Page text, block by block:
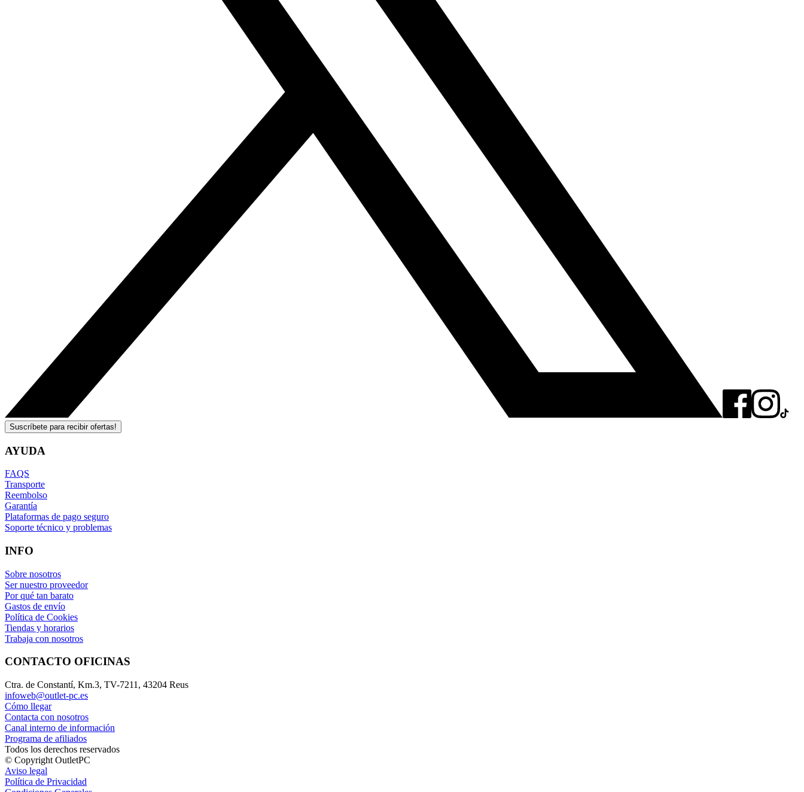
Suscríbete para recibir ofertas!
AYUDA
FAQS
Transporte
Reembolso
Garantía
Plataformas de pago seguro
Soporte técnico y problemas
INFO
Sobre nosotros
Ser nuestro proveedor
Por qué tan barato
Gastos de envío
Política de Cookies
Tiendas y horarios
Trabaja con nosotros
CONTACTO OFICINAS
Ctra. de Constantí, Km.3, TV-7211, 43204 Reus
infoweb@outlet-pc.es
Cómo llegar
Contacta con nosotros
Canal interno de información
Programa de afiliados
Todos los derechos reservados
© Copyright OutletPC
Aviso legal
Política de Privacidad